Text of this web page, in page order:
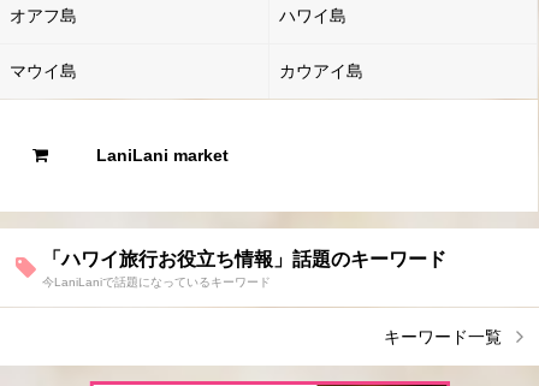
オアフ島 ハワイ島
マウイ島 カウアイ島
LaniLani market
「ハワイ旅行お役立ち情報」話題のキーワード
今LaniLaniで話題になっているキーワード
キーワード一覧